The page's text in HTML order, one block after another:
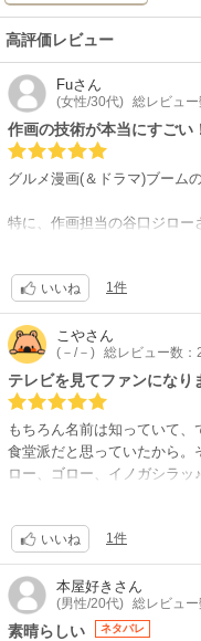
高評価レビュー
Fuさん
(女性/30代) 総レビュ
作画の技術が本当にすごい
グルメ漫画(＆ドラマ)ブーム
特に、作画担当の谷口ジロー
ストーリーは少々シュール
メ】。いっそ、谷口ジローさ
ないと思います。
さりげない超絶技巧で、わ
もし自分に本作の１コマで
込みでも目眩がするレベルで
それぐらい贅沢な技術が詰
いいね 1件
こやさん
(－/－) 総レビュー数：
テレビを見てファンになり
もちろん名前は知っていて
食堂派だと思っていたから
ロー、ゴロー、イノガシラ
今年も見れるかな、年末特番。
いいね 1件
本屋好き さん
(男性/20代) 総レビュ
素晴らしい ネタバレ